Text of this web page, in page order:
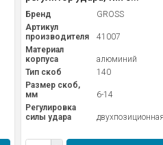
Бренд
GROSS
Артикул
производителя
41007
Материал
корпуса
алюминий
Тип скоб
140
Размер скоб,
мм
6-14
Регулировка
силы удара